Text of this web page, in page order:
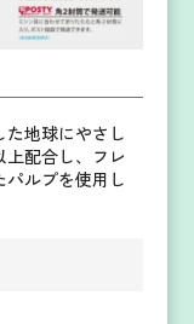
地球にやさし
上配合し、フレ
ルプを使用し